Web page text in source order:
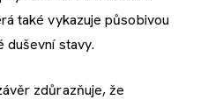
také vykazuje působivou
duševní stavy.
zdůrazňuje, že